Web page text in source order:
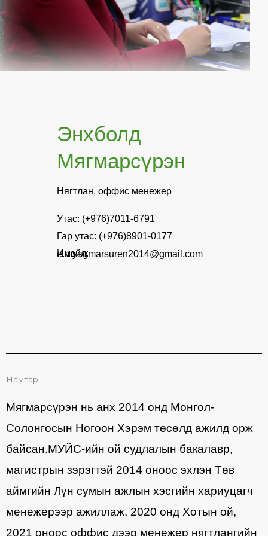
Энхболд
Мягмарсүрэн
Нягтлан, оффис менежер
Утас: (+976)7011-6791
Гар утас: (+976)8901-0177
Имэйл: e.myagmarsuren2014@gmail.com
Намтар
Мягмарсүрэн нь анх 2014 онд Монгол-
Солонгосын Ногоон Хэрэм төсөлд ажилд орж
байсан.МУЙС-ийн ой судлалын бакалавр,
магистрын зэрэгтэй 2014 оноос эхлэн Төв
аймгийн Лүн сумын ажлын хэсгийн хариуцагч
менежерээр ажиллаж, 2020 онд Хотын ой,
2021 оноос оффис дээр менежер нягтлангийн